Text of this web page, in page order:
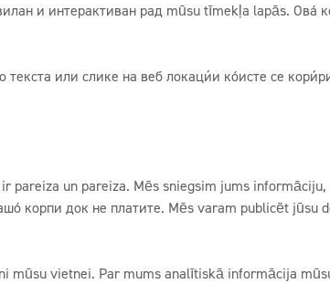
и интерактиван рад mūsu tīmekļa lapās. Овај
или слике на веб локацији којисте се
un pareiza. Mēs sniegsim jums
корпи док не платите. Mēs varam publicēt jūsu
mūsu vietnei. Par mums analītiskā informācija